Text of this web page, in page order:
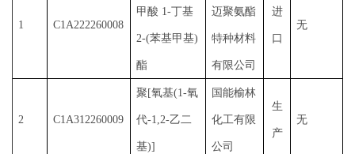
1 C1A222260008
甲酸 1-丁基
2-(苯基甲基)
酯
迈聚氨酯
特种材料
有限公司
进
口
无
2 C1A312260009
聚 [氧基(1-氧
代-1,2-乙二
基)]
国能榆林
化工有限
公司
生
产
无